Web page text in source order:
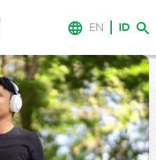
EN ID